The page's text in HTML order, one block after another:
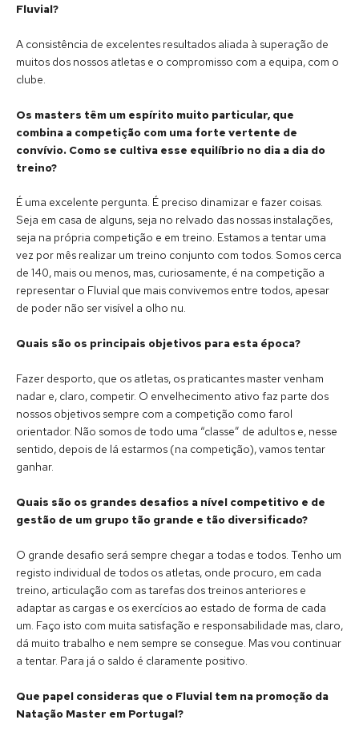
Fluvial?
A consistência de excelentes resultados aliada à superação de
muitos dos nossos atletas e o compromisso com a equipa, com o
clube.
Os masters têm um espírito muito particular, que
combina a competição com uma forte vertente de
convívio. Como se cultiva esse equilíbrio no dia a dia do
treino?
É uma excelente pergunta. É preciso dinamizar e fazer coisas.
Seja em casa de alguns, seja no relvado das nossas instalações,
seja na própria competição e em treino. Estamos a tentar uma
vez por mês realizar um treino conjunto com todos. Somos cerca
de 140, mais ou menos, mas, curiosamente, é na competição a
representar o Fluvial que mais convivemos entre todos, apesar
de poder não ser visível a olho nu.
Quais são os principais objetivos para esta época?
Fazer desporto, que os atletas, os praticantes master venham
nadar e, claro, competir. O envelhecimento ativo faz parte dos
nossos objetivos sempre com a competição como farol
orientador. Não somos de todo uma “classe” de adultos e, nesse
sentido, depois de lá estarmos (na competição), vamos tentar
ganhar.
Quais são os grandes desafios a nível competitivo e de
gestão de um grupo tão grande e tão diversificado?
O grande desafio será sempre chegar a todas e todos. Tenho um
registo individual de todos os atletas, onde procuro, em cada
treino, articulação com as tarefas dos treinos anteriores e
adaptar as cargas e os exercícios ao estado de forma de cada
um. Faço isto com muita satisfação e responsabilidade mas, claro,
dá muito trabalho e nem sempre se consegue. Mas vou continuar
a tentar. Para já o saldo é claramente positivo.
Que papel consideras que o Fluvial tem na promoção da
Natação Master em Portugal?